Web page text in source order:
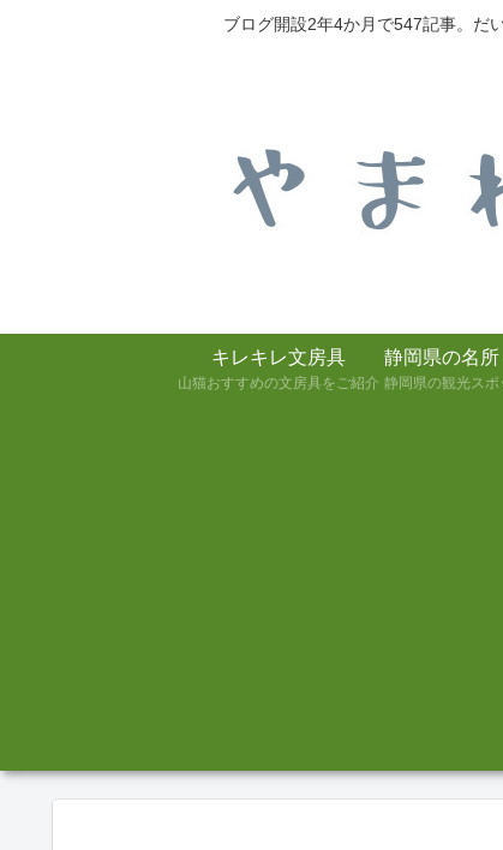
ブログ開設2年4か月で547記事。
キレキレ文房具
山猫おすすめの文房具をご紹介
静岡県の名所